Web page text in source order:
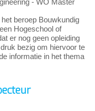
- WO Master
beroep Bouwkundig
Hogeschool of
er nog geen opleiding
bezig om hiervoor te
informatie in het thema